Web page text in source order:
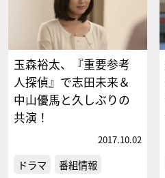
玉森裕太、『重要参考
人探偵』で志田未来＆
中山優馬と久しぶりの
共演！
2017.10.02
ドラマ 番組情報